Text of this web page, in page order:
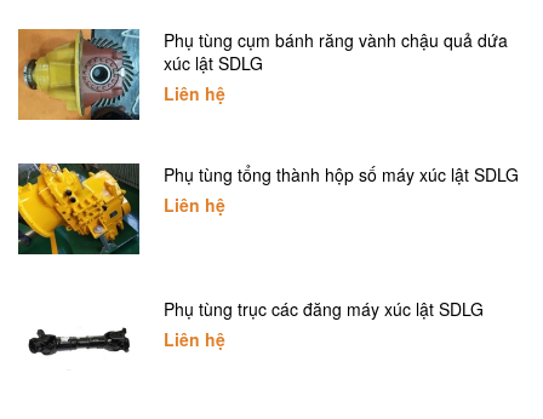
Phụ tùng cụm bánh răng vành chậu quả dứa
xúc lật SDLG
Liên hệ
Phụ tùng tổng thành hộp số máy xúc lật SDLG
Liên hệ
Phụ tùng trục các đăng máy xúc lật SDLG
Liên hệ